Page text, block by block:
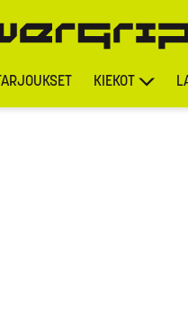
TARJOUKSET KIEKOT